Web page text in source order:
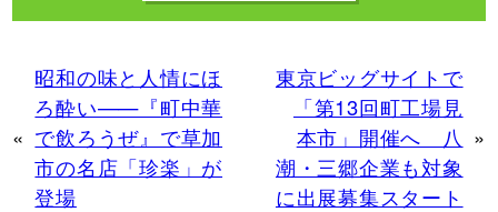
«
昭和の味と人情にほ
ろ酔い——『町中華
で飲ろうぜ』で草加
市の名店「珍楽」が
登場
東京ビッグサイトで
「第13回町工場見
本市」開催へ 八
潮・三郷企業も対象
に出展募集スタート
»